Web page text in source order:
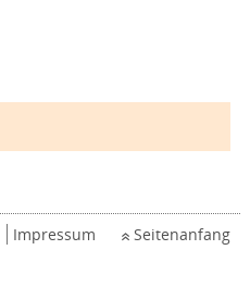
Impressum Seitenanfang